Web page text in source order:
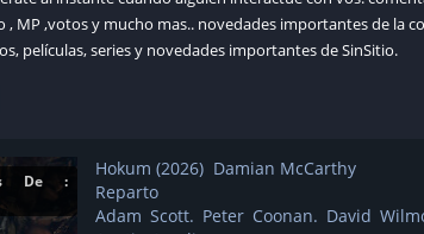
, MP ,votos y mucho mas.. novedades importantes de la
películas, series y novedades importantes de SinSitio.
De :
Hokum (2026) Damian McCarthy
Reparto
Adam Scott. Peter Coonan. David